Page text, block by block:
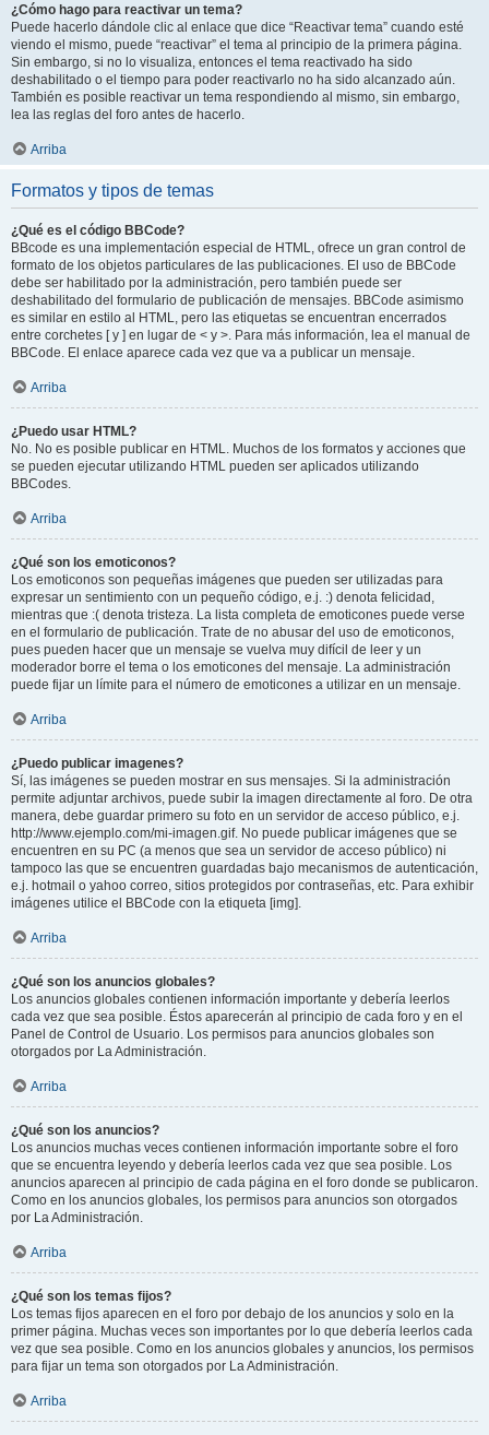
¿Cómo hago para reactivar un tema?
Puede hacerlo dándole clic al enlace que dice “Reactivar tema” cuando esté
viendo el mismo, puede “reactivar” el tema al principio de la primera página.
Sin embargo, si no lo visualiza, entonces el tema reactivado ha sido
deshabilitado o el tiempo para poder reactivarlo no ha sido alcanzado aún.
También es posible reactivar un tema respondiendo al mismo, sin embargo,
lea las reglas del foro antes de hacerlo.
Arriba
Formatos y tipos de temas
¿Qué es el código BBCode?
BBcode es una implementación especial de HTML, ofrece un gran control de
formato de los objetos particulares de las publicaciones. El uso de BBCode
debe ser habilitado por la administración, pero también puede ser
deshabilitado del formulario de publicación de mensajes. BBCode asimismo
es similar en estilo al HTML, pero las etiquetas se encuentran encerrados
entre corchetes [ y ] en lugar de < y >. Para más información, lea el manual de
BBCode. El enlace aparece cada vez que va a publicar un mensaje.
Arriba
¿Puedo usar HTML?
No. No es posible publicar en HTML. Muchos de los formatos y acciones que
se pueden ejecutar utilizando HTML pueden ser aplicados utilizando
BBCodes.
Arriba
¿Qué son los emoticonos?
Los emoticonos son pequeñas imágenes que pueden ser utilizadas para
expresar un sentimiento con un pequeño código, e.j. :) denota felicidad,
mientras que :( denota tristeza. La lista completa de emoticones puede verse
en el formulario de publicación. Trate de no abusar del uso de emoticonos,
pues pueden hacer que un mensaje se vuelva muy difícil de leer y un
moderador borre el tema o los emoticones del mensaje. La administración
puede fijar un límite para el número de emoticones a utilizar en un mensaje.
Arriba
¿Puedo publicar imagenes?
Sí, las imágenes se pueden mostrar en sus mensajes. Si la administración
permite adjuntar archivos, puede subir la imagen directamente al foro. De otra
manera, debe guardar primero su foto en un servidor de acceso público, e.j.
http://www.ejemplo.com/mi-imagen.gif. No puede publicar imágenes que se
encuentren en su PC (a menos que sea un servidor de acceso público) ni
tampoco las que se encuentren guardadas bajo mecanismos de autenticación,
e.j. hotmail o yahoo correo, sitios protegidos por contraseñas, etc. Para exhibir
imágenes utilice el BBCode con la etiqueta [img].
Arriba
¿Qué son los anuncios globales?
Los anuncios globales contienen información importante y debería leerlos
cada vez que sea posible. Éstos aparecerán al principio de cada foro y en el
Panel de Control de Usuario. Los permisos para anuncios globales son
otorgados por La Administración.
Arriba
¿Qué son los anuncios?
Los anuncios muchas veces contienen información importante sobre el foro
que se encuentra leyendo y debería leerlos cada vez que sea posible. Los
anuncios aparecen al principio de cada página en el foro donde se publicaron.
Como en los anuncios globales, los permisos para anuncios son otorgados
por La Administración.
Arriba
¿Qué son los temas fijos?
Los temas fijos aparecen en el foro por debajo de los anuncios y solo en la
primer página. Muchas veces son importantes por lo que debería leerlos cada
vez que sea posible. Como en los anuncios globales y anuncios, los permisos
para fijar un tema son otorgados por La Administración.
Arriba